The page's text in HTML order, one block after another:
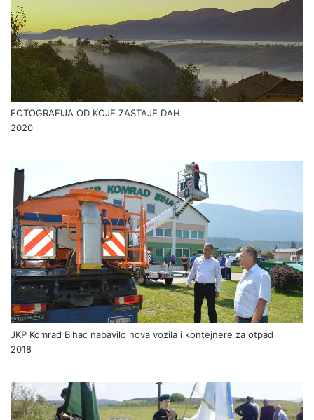
FOTOGRAFIJA OD KOJE ZASTAJE DAH
2020
JKP Komrad Bihać nabavilo nova vozila i kontejnere za otpad
2018